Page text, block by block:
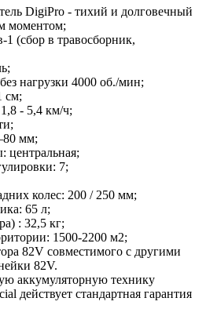
DigiPro - тихий и долговечный
моментом;
(сбор в травосборник,
нагрузки 4000 об./мин;
см;
- 5,4 км/ч;
мм;
центральная;
7;
колес: 200 / 250 мм;
65 л;
: 32,5 кг;
1500-2200 м2;
82V совместимого с другими
82V.
аккумуляторную технику
действует стандартная гарантия